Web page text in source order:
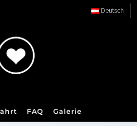
Deutsch
FAQ Galerie